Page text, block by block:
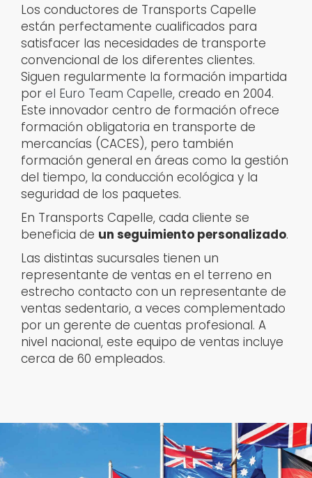
Los conductores de Transports Capelle
están perfectamente cualificados para
satisfacer las necesidades de transporte
convencional de los diferentes clientes.
Siguen regularmente la formación impartida
por el Euro Team Capelle, creado en 2004.
Este innovador centro de formación ofrece
formación obligatoria en transporte de
mercancías (CACES), pero también
formación general en áreas como la gestión
del tiempo, la conducción ecológica y la
seguridad de los paquetes.
En Transports Capelle, cada cliente se
beneficia de un seguimiento personalizado.
Las distintas sucursales tienen un
representante de ventas en el terreno en
estrecho contacto con un representante de
ventas sedentario, a veces complementado
por un gerente de cuentas profesional. A
nivel nacional, este equipo de ventas incluye
cerca de 60 empleados.